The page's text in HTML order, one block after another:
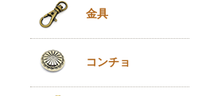
金具
コンチョ